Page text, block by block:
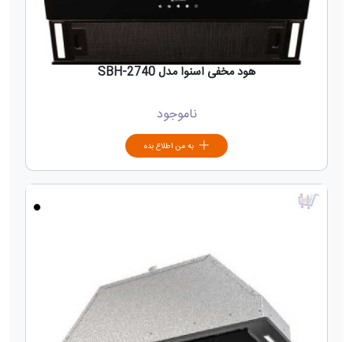
هود مخفی اسنوا مدل SBH-2740
ناموجود
به من اطلاع بده